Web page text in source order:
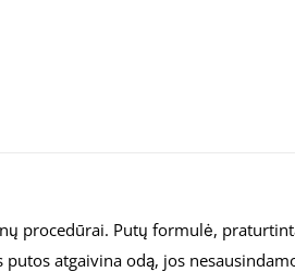
procedūrai. Putų formulė,
atgaivina odą, jos